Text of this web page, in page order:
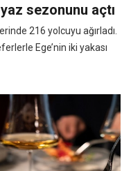
sezonunu açtı
216 yolcuyu ağırladı.
Ege’nin iki yakası